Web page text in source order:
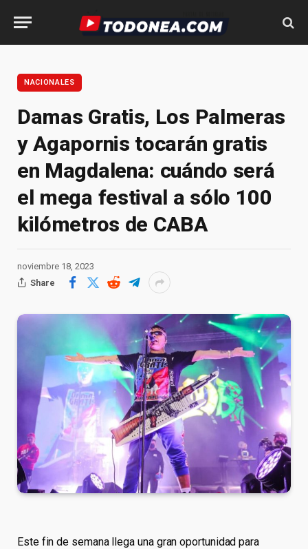
NACIONALES
Damas Gratis, Los Palmeras
y Agapornis tocarán gratis
en Magdalena: cuándo será
el mega festival a sólo 100
kilómetros de CABA
noviembre 18, 2023
Share
Este fin de semana llega una gran oportunidad para